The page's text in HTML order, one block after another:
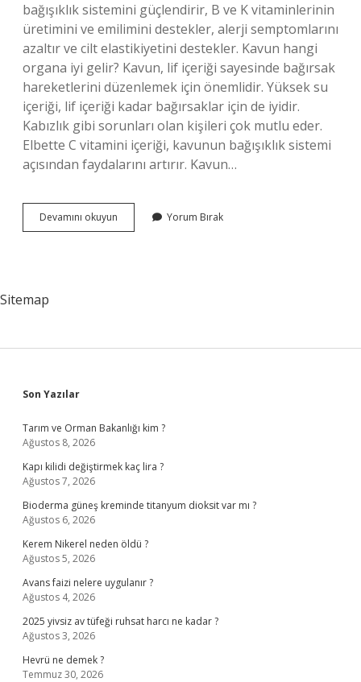
bağışıklık sistemini güçlendirir, B ve K vitaminlerinin
üretimini ve emilimini destekler, alerji semptomlarını
azaltır ve cilt elastikiyetini destekler. Kavun hangi
organa iyi gelir? Kavun, lif içeriği sayesinde bağırsak
hareketlerini düzenlemek için önemlidir. Yüksek su
içeriği, lif içeriği kadar bağırsaklar için de iyidir.
Kabızlık gibi sorunları olan kişileri çok mutlu eder.
Elbette C vitamini içeriği, kavunun bağışıklık sistemi
açısından faydalarını artırır. Kavun…
Devamını okuyun
Böbreğe
Yorum Bırak
Sitemap
Sidebar
Son Yazılar
Tarım ve Orman Bakanlığı kim ?
Ağustos 8, 2026
Kapı kilidi değiştirmek kaç lira ?
Ağustos 7, 2026
Bioderma güneş kreminde titanyum dioksit var mı ?
Ağustos 6, 2026
Kerem Nikerel neden öldü ?
Ağustos 5, 2026
Avans faizi nelere uygulanır ?
Ağustos 4, 2026
2025 yivsiz av tüfeği ruhsat harcı ne kadar ?
Ağustos 3, 2026
Hevrü ne demek ?
Temmuz 30, 2026